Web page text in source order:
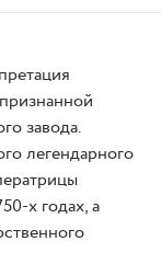
завода.
легендарного
х годах, а